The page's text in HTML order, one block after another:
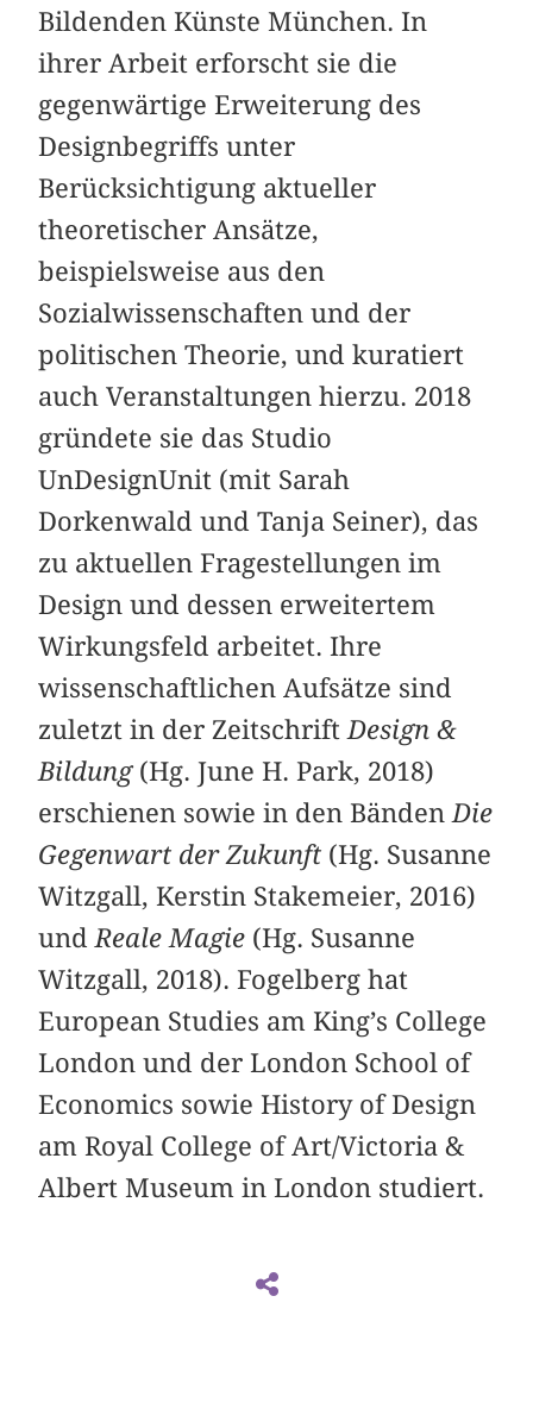
Bildenden Künste München. In
ihrer Arbeit erforscht sie die
gegenwärtige Erweiterung des
Designbegriffs unter
Berücksichtigung aktueller
theoretischer Ansätze,
beispielsweise aus den
Sozialwissenschaften und der
politischen Theorie, und kuratiert
auch Veranstaltungen hierzu. 2018
gründete sie das Studio
UnDesignUnit (mit Sarah
Dorkenwald und Tanja Seiner), das
zu aktuellen Fragestellungen im
Design und dessen erweitertem
Wirkungsfeld arbeitet. Ihre
wissenschaftlichen Aufsätze sind
zuletzt in der Zeitschrift Design &
Bildung(Hg. June H. Park, 2018)
erschienen sowie in den Bänden Die
Gegenwart der Zukunft (Hg. Susanne
Witzgall, Kerstin Stakemeier, 2016)
und Reale Magie (Hg. Susanne
Witzgall, 2018). Fogelberg hat
European Studies am King’s College
London und der London School of
Economics sowie History of Design
am Royal College of Art/Victoria &
Albert Museum in London studiert.